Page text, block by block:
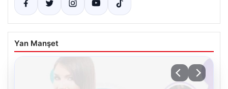
Yan Manşet